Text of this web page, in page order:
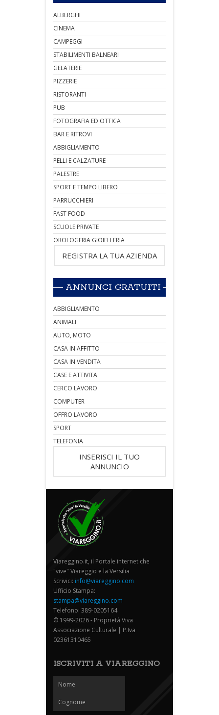
ALBERGHI
CINEMA
CAMPEGGI
STABILIMENTI BALNEARI
GELATERIE
PIZZERIE
RISTORANTI
PUB
FOTOGRAFIA ED OTTICA
BAR E RITROVI
ABBIGLIAMENTO
PELLI E CALZATURE
PALESTRE
SPORT E TEMPO LIBERO
PARRUCCHIERI
FAST FOOD
SCUOLE PRIVATE
OROLOGERIA GIOIELLERIA
REGISTRA LA TUA AZIENDA
ANNUNCI GRATUITI
ABBIGLIAMENTO
ANIMALI
AUTO, MOTO
CASA IN AFFITTO
CASA IN VENDITA
CASE E ATTIVITA'
CERCO LAVORO
COMPUTER
OFFRO LAVORO
SPORT
TELEFONIA
INSERISCI IL TUO
ANNUNCIO
Viareggino.it, il Portale internet che
"vive" Viareggio e la Versilia
Scrivici: info@viareggino.com
Ufficio Stampa:
stampa@viareggino.com
Telefono: 389-0205164
© 1999-2026 - Proprietà Viva
Associazione Culturale | P.Iva
02361310465
ISCRIVITI A VIAREGGINO